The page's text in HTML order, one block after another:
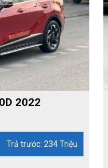
2022
Trả trước: 234 Triệu